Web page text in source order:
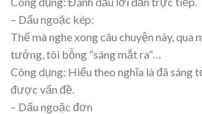
– Dấu ngoặc kép:
Thế mà nghe xong câu chuyện này, qua
tưởng, tôi bỗng “sáng mắt ra”…
Công dụng: Hiểu theo nghĩa là đã sáng
được vấn đề.
– Dấu ngoặc đơn